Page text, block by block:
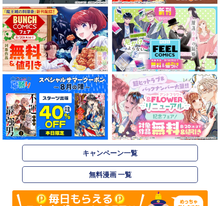
キャンペーン一覧
無料漫画 一覧